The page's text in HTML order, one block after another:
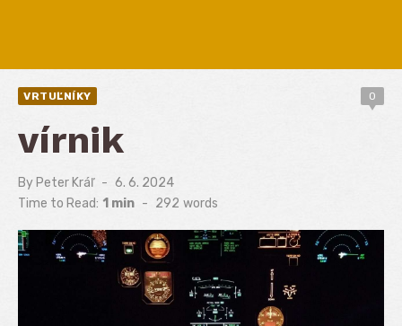
VRTUĽNÍKY 0
vírnik
By Peter Kráľ
Posted
on
6. 6. 2024
Time to Read: 1 min - 292 words